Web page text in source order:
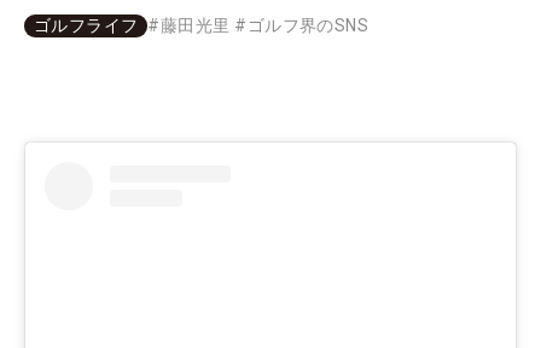
ゴルフライフ #藤田光里 # ゴルフ界のSNS